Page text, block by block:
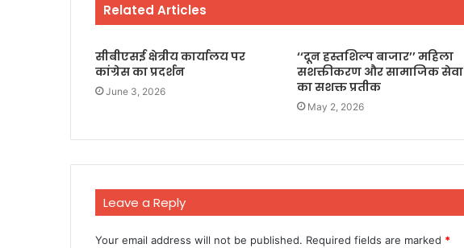
Related Articles
सीबीएसई क्षेत्रीय कार्यालय पर
कांग्रेस का प्रदर्शन
June 3, 2026
‘‘दून हस्तशिल्प बाजार’’ महिला
सशक्तीकरण और सामाजिक सेवा
का सशक्त प्रतीक
May 2, 2026
Leave a Reply
Your email address will not be published. Required fields are marked *